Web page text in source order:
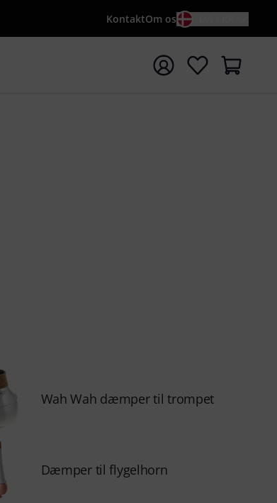
KontaktOm os
med søgeord {searchTerm}
Wah Wah dæmper til trompet
Dæmper til flygelhorn